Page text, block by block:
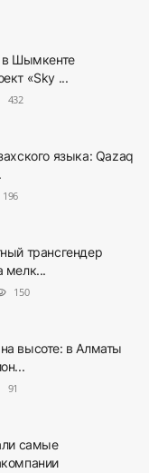
в Шымкенте
«Sky ...
432
языка: Qazaq
196
трансгендер
мелк...
150
высоте: в Алматы
91
самые